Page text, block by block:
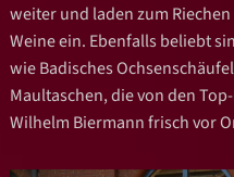
weiter und laden zum
Weine ein. Ebenfalls beliebt
wie Badisches
Maultaschen, die von den
Wilhelm Biermann frisch vor